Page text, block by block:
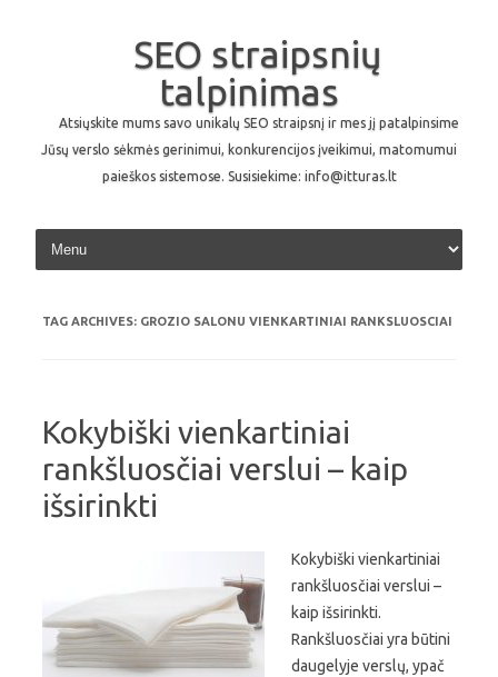
SEO straipsnių
talpinimas
Atsiųskite mums savo unikalų SEO straipsnį ir mes jį patalpinsime
Jūsų verslo sėkmės gerinimui, konkurencijos įveikimui, matomumui
paieškos sistemose. Susisiekime: info@itturas.lt
Skip to content
TAG ARCHIVES: GROZIO SALONU VIENKARTINIAI RANKSLUOSCIAI
Kokybiški vienkartiniai
rankšluosčiai verslui – kaip
išsirinkti
Kokybiški vienkartiniai
rankšluosčiai verslui –
kaip išsirinkti.
Rankšluosčiai yra būtini
daugelyje verslų, ypač